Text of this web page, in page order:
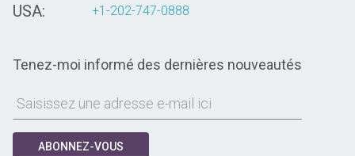
USA: +1-202-747-0888
Tenez-moi informé des dernières nouveautés
ABONNEZ-VOUS